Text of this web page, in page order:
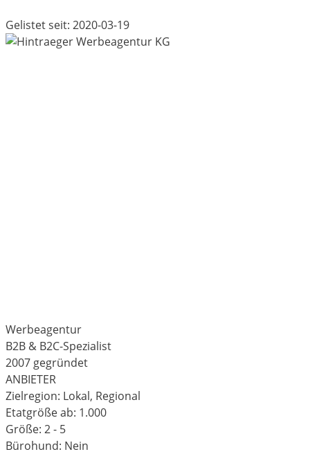
Gelistet seit: 2020-03-19
Werbeagentur
B2B & B2C-Spezialist
2007 gegründet
ANBIETER
Zielregion: Lokal, Regional
Etatgröße ab: 1.000
Größe: 2 - 5
Bürohund: Nein